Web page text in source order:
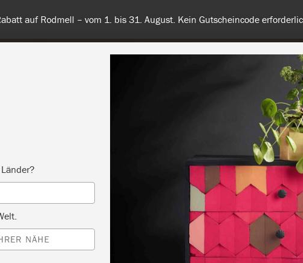
Farben – kostenlose Farbkarte jetzt bestellen. Versandkostenfrei ab
TIPPS & INSPIRATION
NÄHE